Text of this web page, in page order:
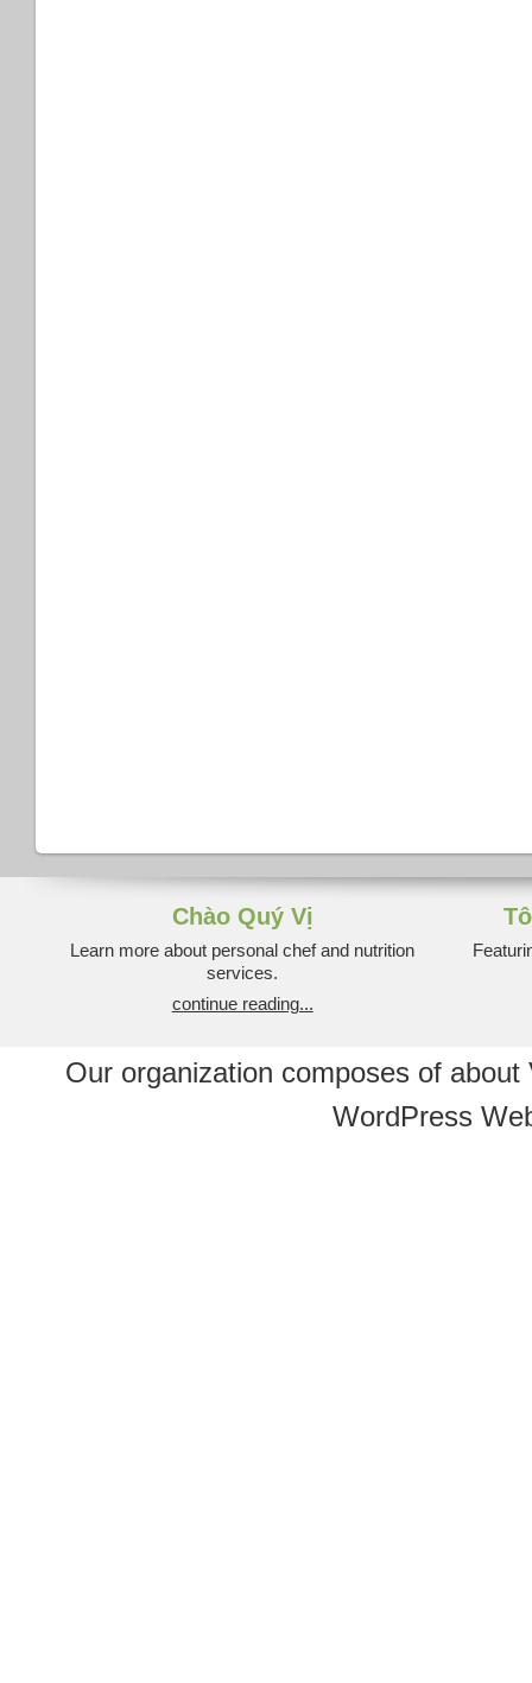
Chào Quý Vị
Learn more about personal chef and nutrition
services.
continue reading...
Our organization composes of
WordPress